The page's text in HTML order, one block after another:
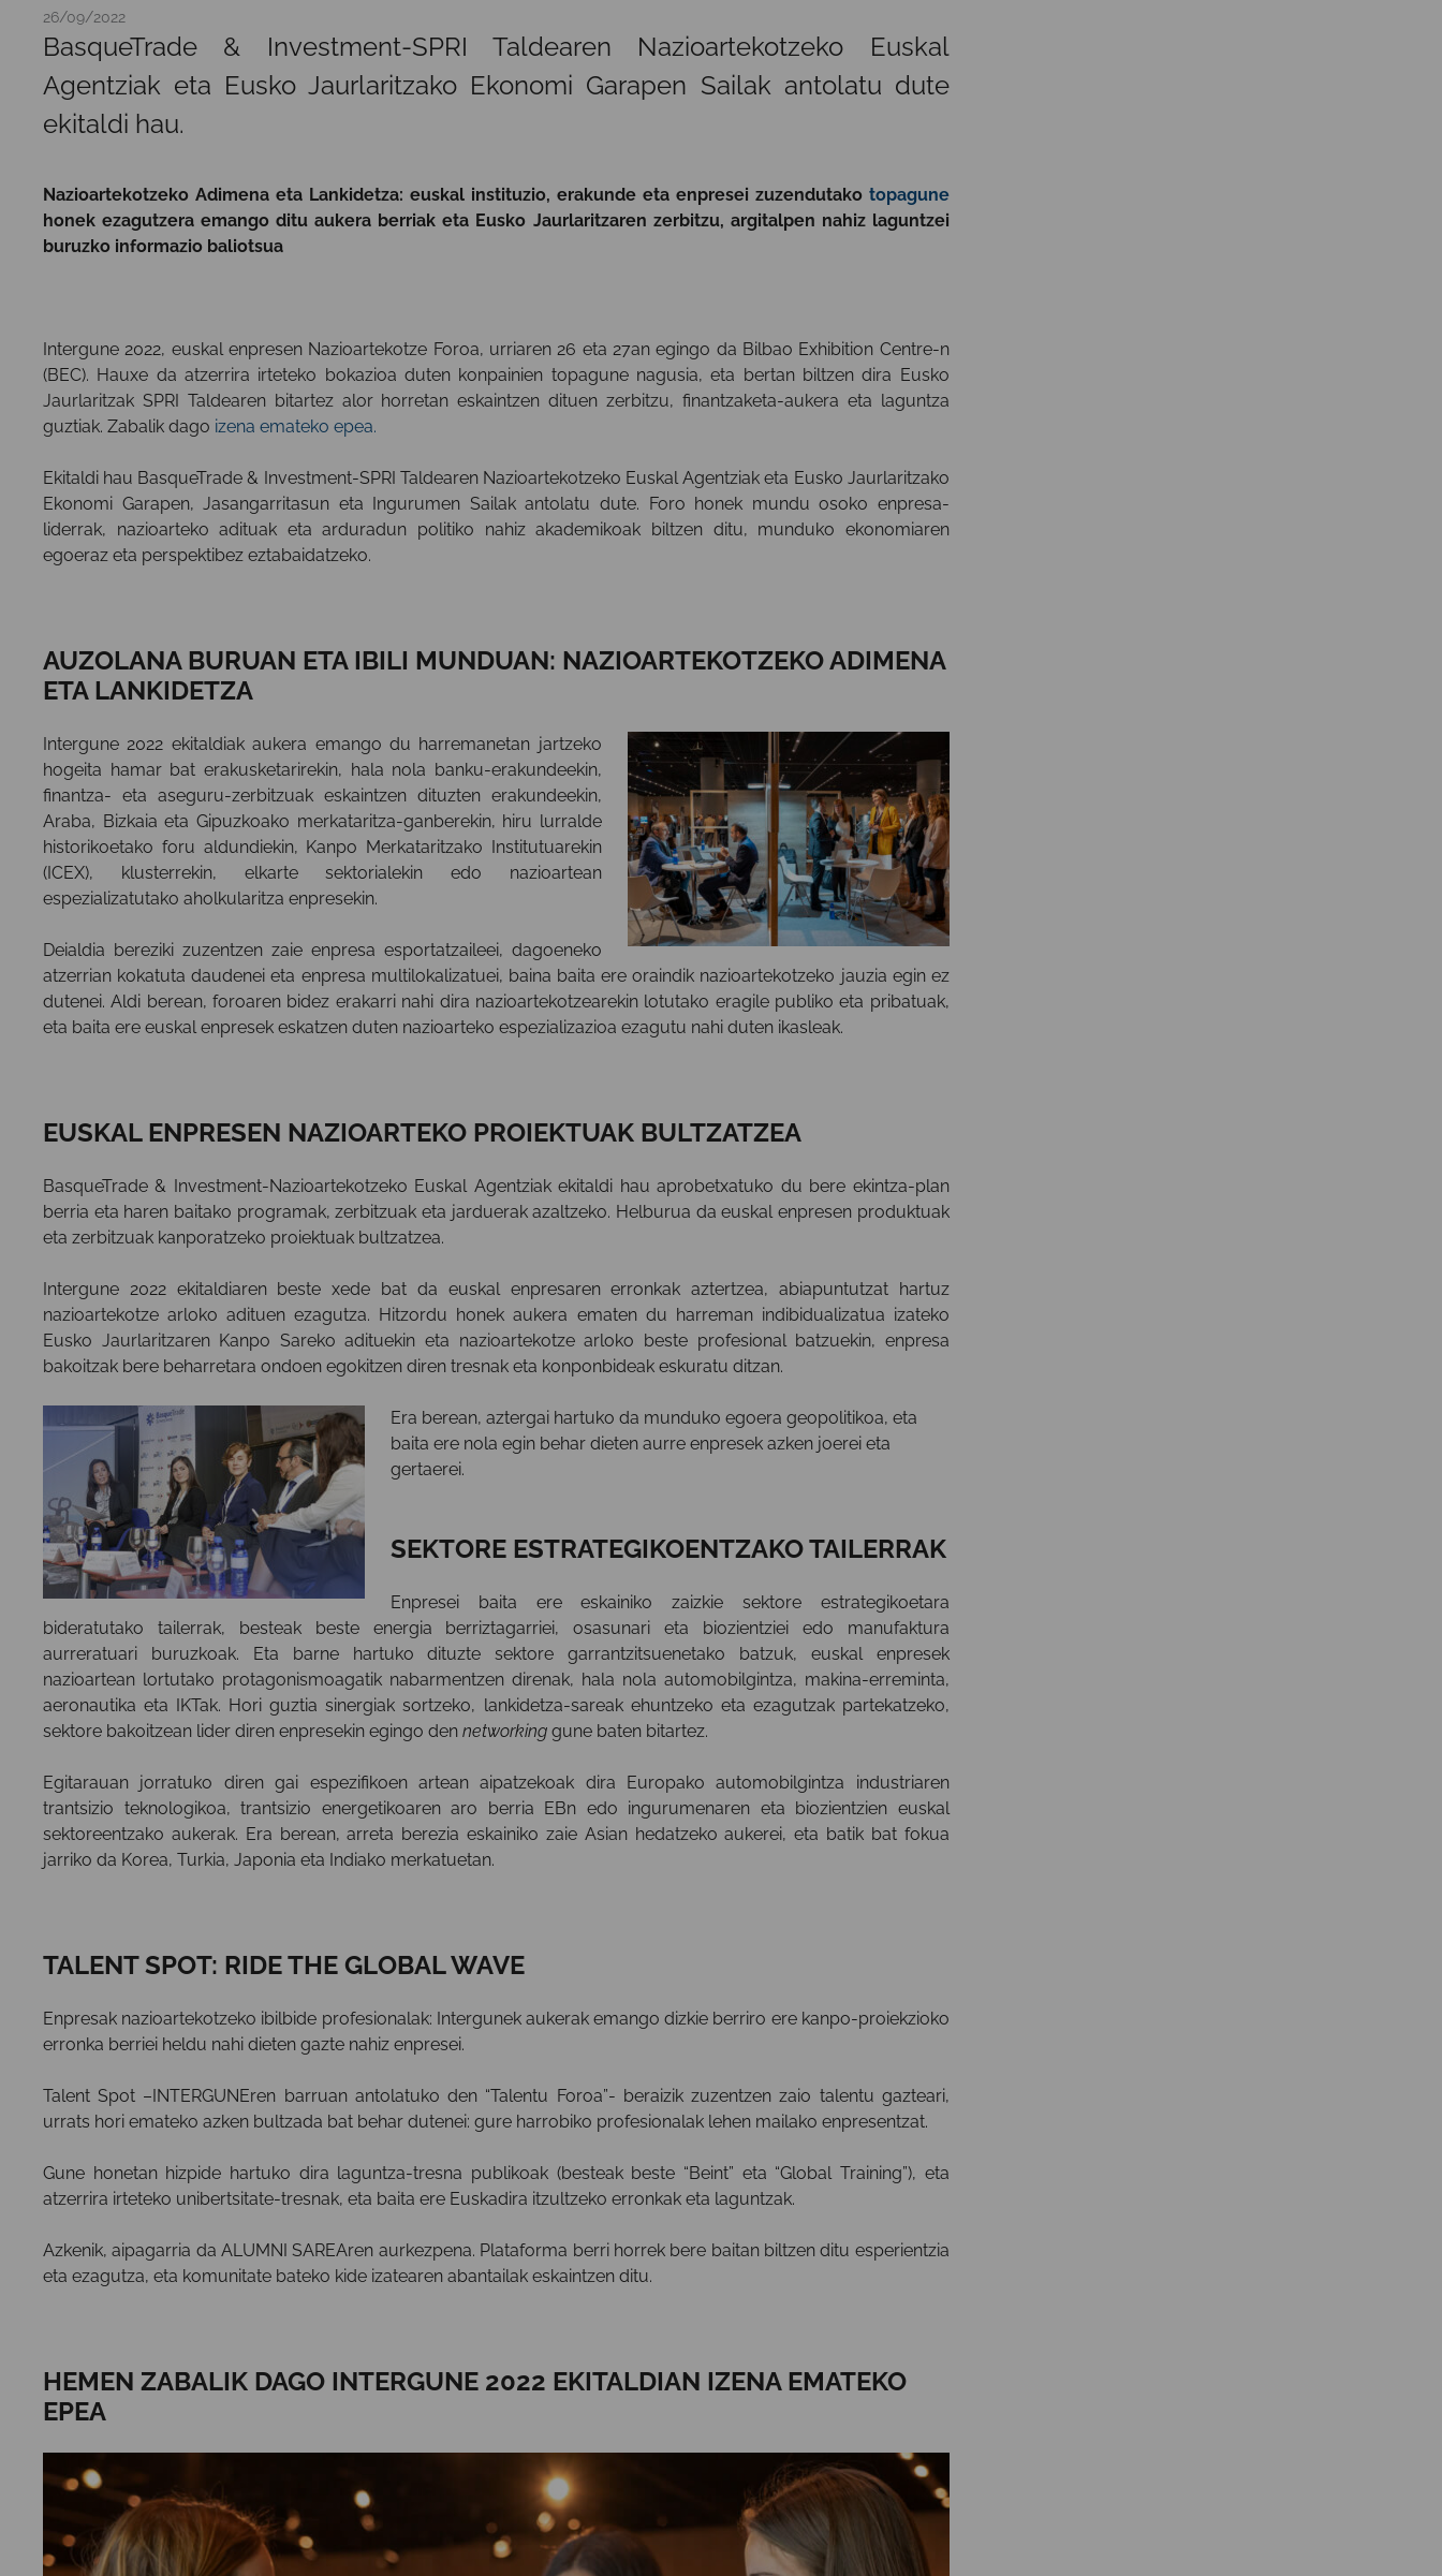
26/09/2022
BasqueTrade & Investment-SPRI Taldearen Nazioartekotzeko Euskal
Agentziak eta Eusko Jaurlaritzako Ekonomi Garapen Sailak antolatu dute
ekitaldi hau.
Nazioartekotzeko Adimena eta Lankidetza: euskal instituzio, erakunde eta enpresei zuzendutako topagune
honek ezagutzera emango ditu aukera berriak eta Eusko Jaurlaritzaren zerbitzu, argitalpen nahiz laguntzei
buruzko informazio baliotsua
Intergune 2022, euskal enpresen Nazioartekotze Foroa, urriaren 26 eta 27an egingo da Bilbao Exhibition Centre-n
(BEC). Hauxe da atzerrira irteteko bokazioa duten konpainien topagune nagusia, eta bertan biltzen dira Eusko
Jaurlaritzak SPRI Taldearen bitartez alor horretan eskaintzen dituen zerbitzu, finantzaketa-aukera eta laguntza
guztiak. Zabalik dago izena emateko epea.
Ekitaldi hau BasqueTrade & Investment-SPRI Taldearen Nazioartekotzeko Euskal Agentziak eta Eusko Jaurlaritzako
Ekonomi Garapen, Jasangarritasun eta Ingurumen Sailak antolatu dute. Foro honek mundu osoko enpresa-
liderrak, nazioarteko adituak eta arduradun politiko nahiz akademikoak biltzen ditu, munduko ekonomiaren
egoeraz eta perspektibez eztabaidatzeko.
AUZOLANA BURUAN ETA IBILI MUNDUAN: NAZIOARTEKOTZEKO ADIMENA
ETA LANKIDETZA
Intergune 2022 ekitaldiak aukera emango du harremanetan jartzeko
hogeita hamar bat erakusketarirekin, hala nola banku-erakundeekin,
finantza- eta aseguru-zerbitzuak eskaintzen dituzten erakundeekin,
Araba, Bizkaia eta Gipuzkoako merkataritza-ganberekin, hiru lurralde
historikoetako foru aldundiekin, Kanpo Merkataritzako Institutuarekin
(ICEX), klusterrekin, elkarte sektorialekin edo nazioartean
espezializatutako aholkularitza enpresekin.
Deialdia bereziki zuzentzen zaie enpresa esportatzaileei, dagoeneko
atzerrian kokatuta daudenei eta enpresa multilokalizatuei, baina baita ere oraindik nazioartekotzeko jauzia egin ez
dutenei. Aldi berean, foroaren bidez erakarri nahi dira nazioartekotzearekin lotutako eragile publiko eta pribatuak,
eta baita ere euskal enpresek eskatzen duten nazioarteko espezializazioa ezagutu nahi duten ikasleak.
EUSKAL ENPRESEN NAZIOARTEKO PROIEKTUAK BULTZATZEA
BasqueTrade & Investment-Nazioartekotzeko Euskal Agentziak ekitaldi hau aprobetxatuko du bere ekintza-plan
berria eta haren baitako programak, zerbitzuak eta jarduerak azaltzeko. Helburua da euskal enpresen produktuak
eta zerbitzuak kanporatzeko proiektuak bultzatzea.
Intergune 2022 ekitaldiaren beste xede bat da euskal enpresaren erronkak aztertzea, abiapuntutzat hartuz
nazioartekotze arloko adituen ezagutza. Hitzordu honek aukera ematen du harreman indibidualizatua izateko
Eusko Jaurlaritzaren Kanpo Sareko adituekin eta nazioartekotze arloko beste profesional batzuekin, enpresa
bakoitzak bere beharretara ondoen egokitzen diren tresnak eta konponbideak eskuratu ditzan.
Era berean, aztergai hartuko da munduko egoera geopolitikoa, eta
baita ere nola egin behar dieten aurre enpresek azken joerei eta
gertaerei.
SEKTORE ESTRATEGIKOENTZAKO TAILERRAK
Enpresei baita ere eskainiko zaizkie sektore estrategikoetara
bideratutako tailerrak, besteak beste energia berriztagarriei, osasunari eta biozientziei edo manufaktura
aurreratuari buruzkoak. Eta barne hartuko dituzte sektore garrantzitsuenetako batzuk, euskal enpresek
nazioartean lortutako protagonismoagatik nabarmentzen direnak, hala nola automobilgintza, makina-erreminta,
aeronautika eta IKTak. Hori guztia sinergiak sortzeko, lankidetza-sareak ehuntzeko eta ezagutzak partekatzeko,
sektore bakoitzean lider diren enpresekin egingo den networking gune baten bitartez.
Egitarauan jorratuko diren gai espezifikoen artean aipatzekoak dira Europako automobilgintza industriaren
trantsizio teknologikoa, trantsizio energetikoaren aro berria EBn edo ingurumenaren eta biozientzien euskal
sektoreentzako aukerak. Era berean, arreta berezia eskainiko zaie Asian hedatzeko aukerei, eta batik bat fokua
jarriko da Korea, Turkia, Japonia eta Indiako merkatuetan.
TALENT SPOT: RIDE THE GLOBAL WAVE
Enpresak nazioartekotzeko ibilbide profesionalak: Intergunek aukerak emango dizkie berriro ere kanpo-proiekzioko
erronka berriei heldu nahi dieten gazte nahiz enpresei.
Talent Spot –INTERGUNEren barruan antolatuko den “Talentu Foroa”- beraizik zuzentzen zaio talentu gazteari,
urrats hori emateko azken bultzada bat behar dutenei: gure harrobiko profesionalak lehen mailako enpresentzat.
Gune honetan hizpide hartuko dira laguntza-tresna publikoak (besteak beste “Beint” eta “Global Training”), eta
atzerrira irteteko unibertsitate-tresnak, eta baita ere Euskadira itzultzeko erronkak eta laguntzak.
Azkenik, aipagarria da ALUMNI SAREAren aurkezpena. Plataforma berri horrek bere baitan biltzen ditu esperientzia
eta ezagutza, eta komunitate bateko kide izatearen abantailak eskaintzen ditu.
HEMEN ZABALIK DAGO INTERGUNE 2022 EKITALDIAN IZENAEMATEKO
EPEA